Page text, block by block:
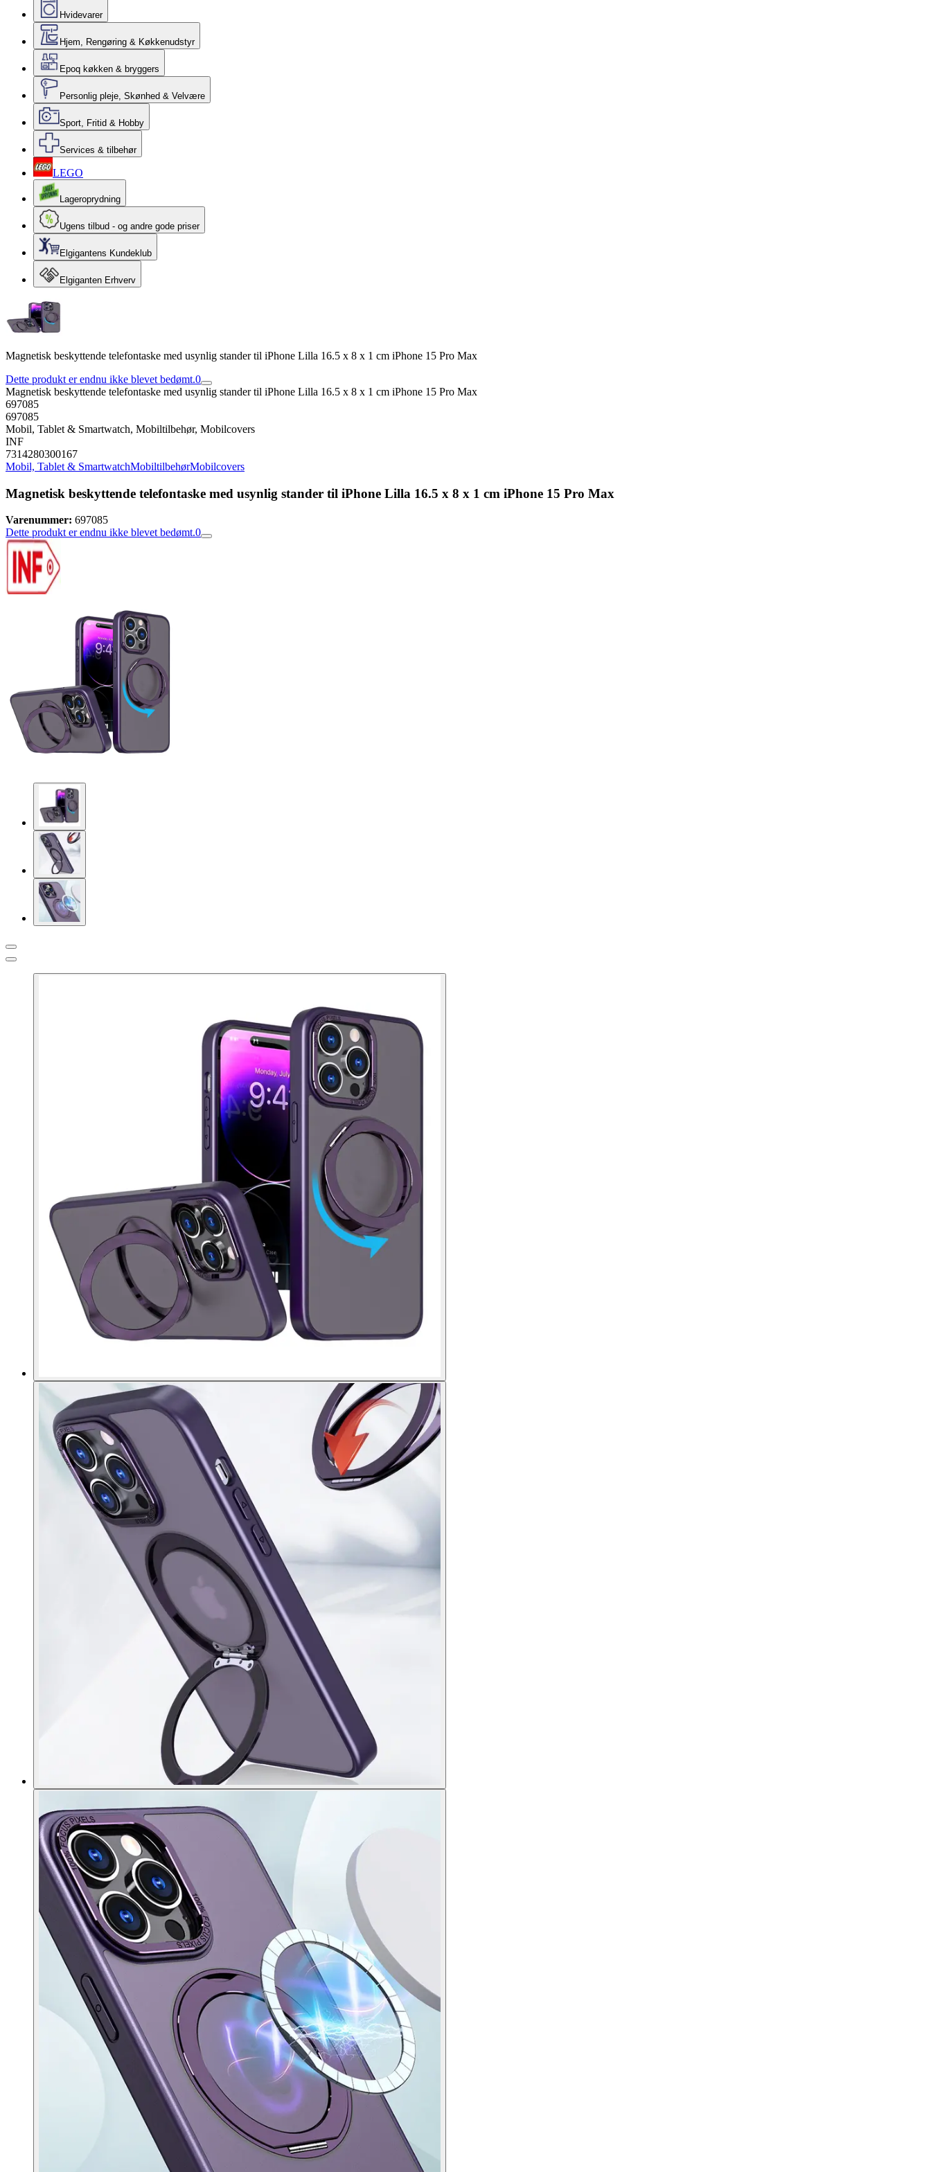
Hvidevarer
Hjem, Rengøring & Køkkenudstyr
Epoq køkken & bryggers
Personlig pleje, Skønhed & Velvære
Sport, Fritid & Hobby
Services & tilbehør
LEGO
Lageroprydning
Ugens tilbud - og andre gode priser
Elgigantens Kundeklub
Elgiganten Erhverv
Magnetisk beskyttende telefontaske med usynlig stander til iPhone Lilla 16.5 x 8 x 1 cm iPhone 15 Pro Max
Dette produkt er endnu ikke blevet bedømt.0
Magnetisk beskyttende telefontaske med usynlig stander til iPhone Lilla 16.5 x 8 x 1 cm iPhone 15 Pro Max
697085
697085
Mobil, Tablet & Smartwatch, Mobiltilbehør, Mobilcovers
INF
7314280300167
Mobil, Tablet & SmartwatchMobiltilbehørMobilcovers
Magnetisk beskyttende telefontaske med usynlig stander til iPhone Lilla 16.5 x 8 x 1 cm iPhone 15 Pro Max
Varenummer: 697085
Dette produkt er endnu ikke blevet bedømt.0